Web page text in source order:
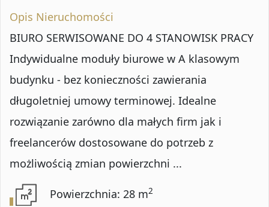
Opis Nieruchomości
BIURO SERWISOWANE DO 4 STANOWISK PRACY
Indywidualne moduły biurowe w A klasowym
budynku - bez konieczności zawierania
długoletniej umowy terminowej. Idealne
rozwiązanie zarówno dla małych firm jak i
freelancerów dostosowane do potrzeb z
możliwością zmian powierzchni ...
Powierzchnia: 28 m2